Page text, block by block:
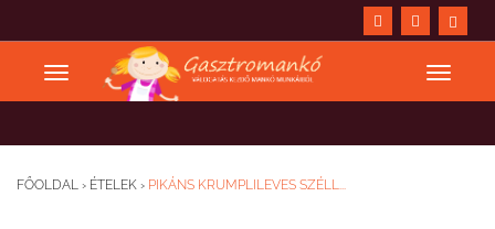
FŐOLDAL › ÉTELEK › PIKÁNS KRUMPLILEVES SZÉLL...